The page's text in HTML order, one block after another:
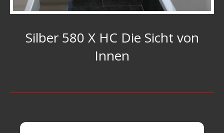
Silber 580 X HC Die Sicht von
Innen